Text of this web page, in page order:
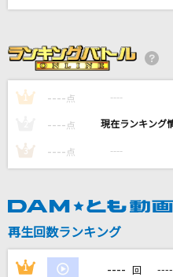
千昌夫
私
Mrs. GREEN APPLE
Blooming Days
石原裕次郎
1 ---- 点 ----
---- 点 ----
3 ---- 点 ----
再生回数ランキング
1 ---- 回 ----